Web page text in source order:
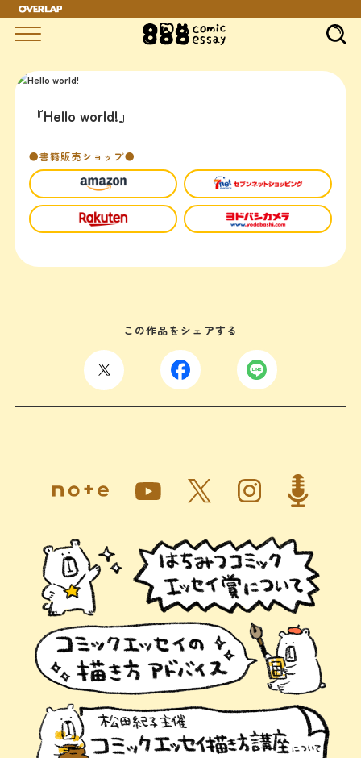
『Hello world!』
●書籍販売ショップ●
この作品をシェアする